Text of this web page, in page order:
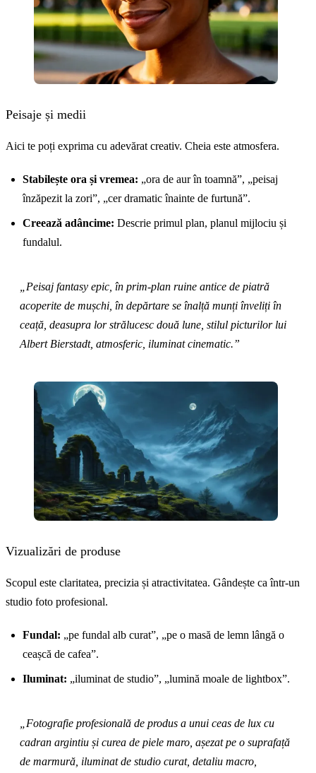
Peisaje și medii
Aici te poți exprima cu adevărat creativ. Cheia este atmosfera.
Stabilește ora și vremea: „ora de aur în toamnă”, „peisaj
înzăpezit la zori”, „cer dramatic înainte de furtună”.
Creează adâncime: Descrie primul plan, planul mijlociu și
fundalul.
„Peisaj fantasy epic, în prim-plan ruine antice de piatră
acoperite de mușchi, în depărtare se înalță munți înveliți în
ceață, deasupra lor strălucesc două lune, stilul picturilor lui
Albert Bierstadt, atmosferic, iluminat cinematic.”
Vizualizări de produse
Scopul este claritatea, precizia și atractivitatea. Gândește ca într-un
studio foto profesional.
Fundal: „pe fundal alb curat”, „pe o masă de lemn lângă o
ceașcă de cafea”.
Iluminat: „iluminat de studio”, „lumină moale de lightbox”.
„Fotografie profesională de produs a unui ceas de lux cu
cadran argintiu și curea de piele maro, așezat pe o suprafață
de marmură, iluminat de studio curat, detaliu macro,